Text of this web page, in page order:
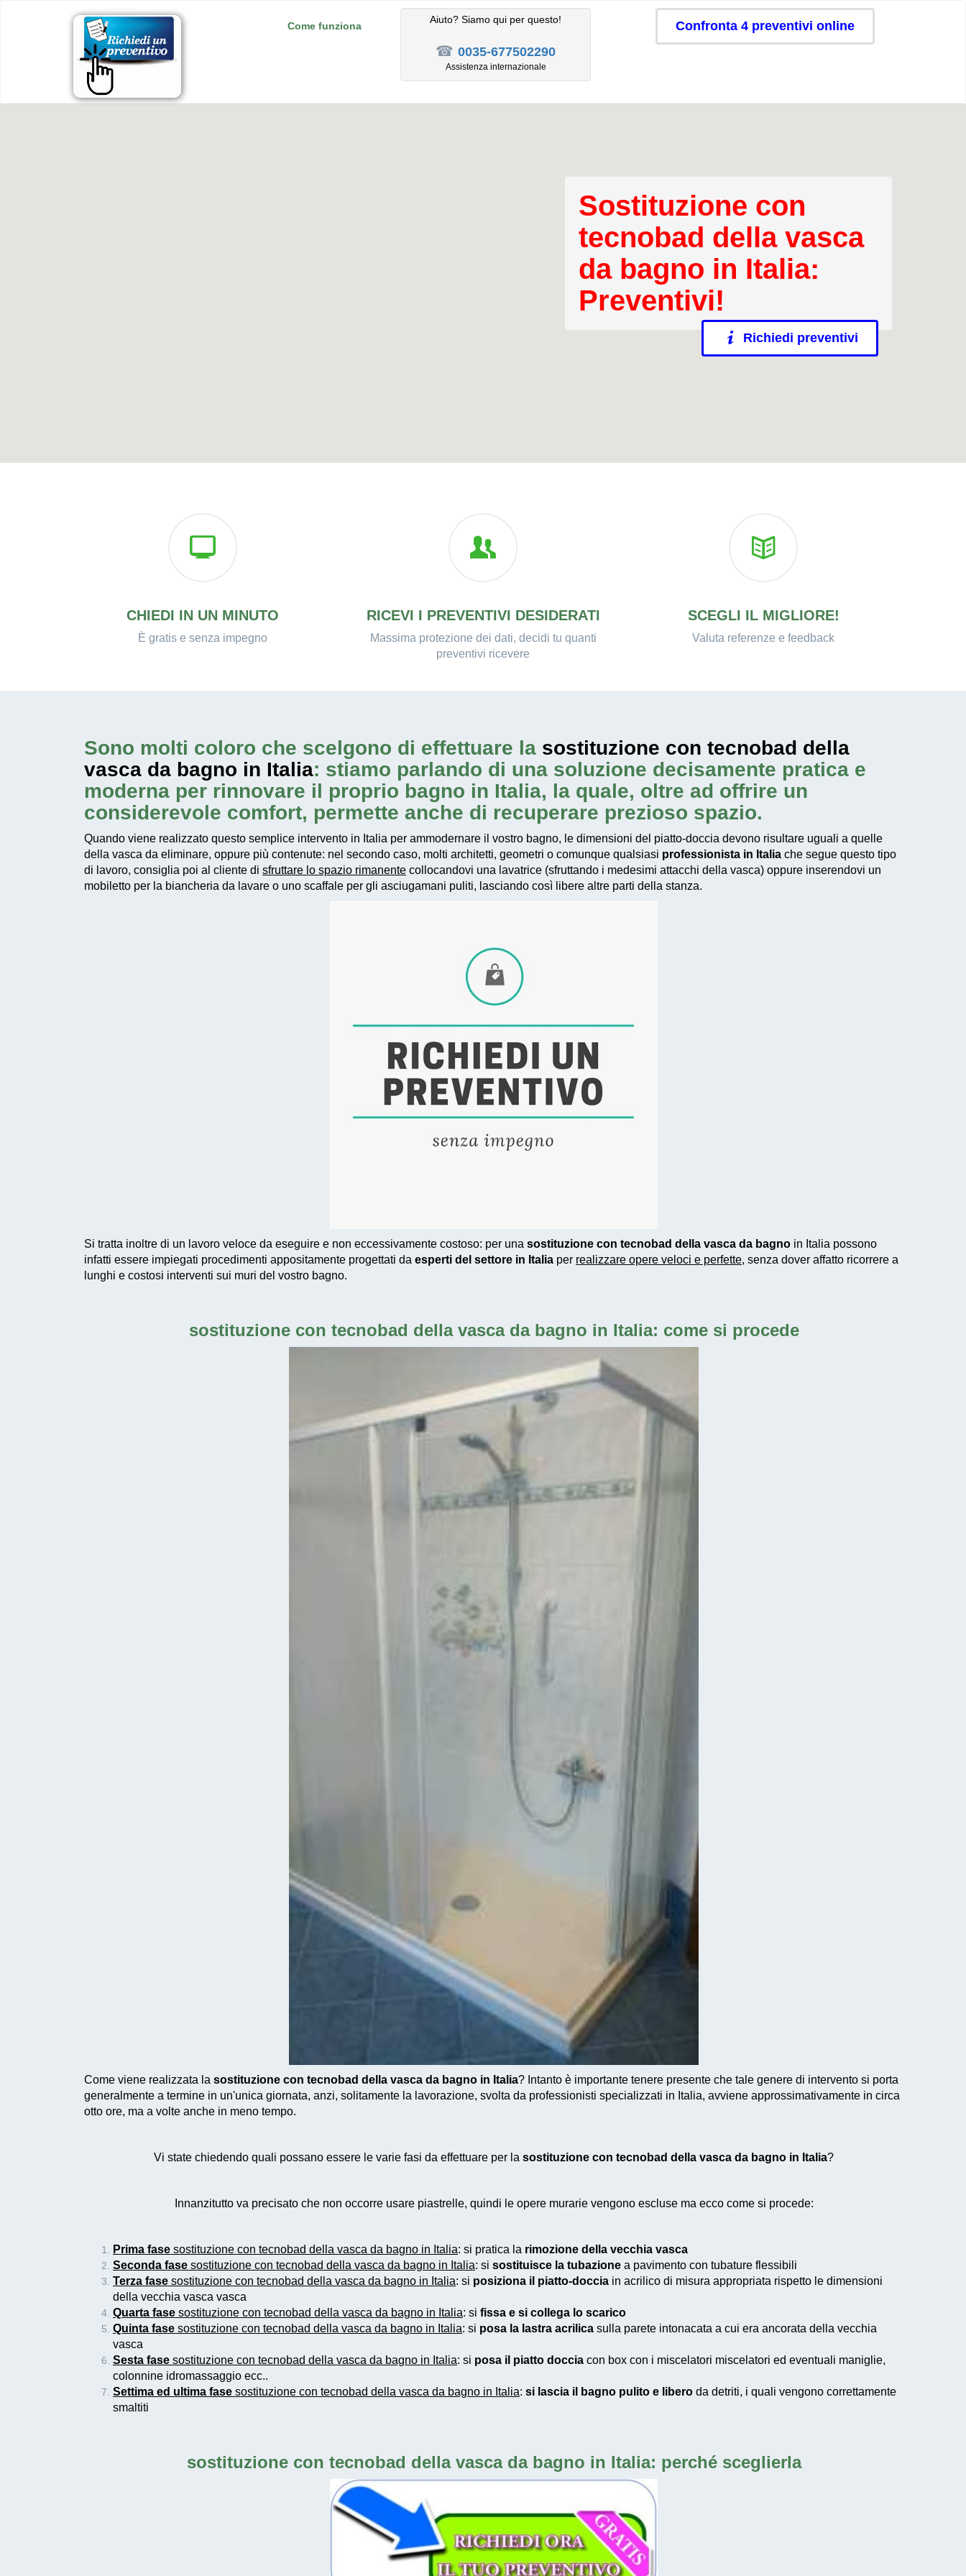
Come funziona
Aiuto? Siamo qui per questo!
☎ 0035-677502290
Assistenza internazionale
Confronta 4 preventivi online
Sostituzione con
tecnobad della vasca
da bagno in Italia:
Preventivi!
Richiedi preventivi
CHIEDI IN UN MINUTO
È gratis e senza impegno
RICEVI I PREVENTIVI DESIDERATI
Massima protezione dei dati, decidi tu quanti
preventivi ricevere
SCEGLI IL MIGLIORE!
Valuta referenze e feedback
Sono molti coloro che scelgono di effettuare la sostituzione con tecnobad della
vasca da bagno in Italia: stiamo parlando di una soluzione decisamente pratica e
moderna per rinnovare il proprio bagno in Italia, la quale, oltre ad offrire un
considerevole comfort, permette anche di recuperare prezioso spazio.
Quando viene realizzato questo semplice intervento in Italia per ammodernare il vostro bagno, le dimensioni del piatto-doccia devono risultare uguali a quelle
della vasca da eliminare, oppure più contenute: nel secondo caso, molti architetti, geometri o comunque qualsiasi professionista in Italia che segue questo tipo
di lavoro, consiglia poi al cliente di sfruttare lo spazio rimanente collocandovi una lavatrice (sfruttando i medesimi attacchi della vasca) oppure inserendovi un
mobiletto per la biancheria da lavare o uno scaffale per gli asciugamani puliti, lasciando così libere altre parti della stanza.
Si tratta inoltre di un lavoro veloce da eseguire e non eccessivamente costoso: per una sostituzione con tecnobad della vasca da bagno in Italia possono
infatti essere impiegati procedimenti appositamente progettati da esperti del settore in Italia per realizzare opere veloci e perfette, senza dover affatto ricorrere a
lunghi e costosi interventi sui muri del vostro bagno.
sostituzione con tecnobad della vasca da bagno in Italia: come si procede
Come viene realizzata la sostituzione con tecnobad della vasca da bagno in Italia? Intanto è importante tenere presente che tale genere di intervento si porta
generalmente a termine in un'unica giornata, anzi, solitamente la lavorazione, svolta da professionisti specializzati in Italia, avviene approssimativamente in circa
otto ore, ma a volte anche in meno tempo.
Vi state chiedendo quali possano essere le varie fasi da effettuare per la sostituzione con tecnobad della vasca da bagno in Italia?
Innanzitutto va precisato che non occorre usare piastrelle, quindi le opere murarie vengono escluse ma ecco come si procede:
Prima fase sostituzione con tecnobad della vasca da bagno in Italia: si pratica la rimozione della vecchia vasca
Seconda fase sostituzione con tecnobad della vasca da bagno in Italia: si sostituisce la tubazione a pavimento con tubature flessibili
Terza fase sostituzione con tecnobad della vasca da bagno in Italia: si posiziona il piatto-doccia in acrilico di misura appropriata rispetto le dimensioni
della vecchia vasca vasca
Quarta fase sostituzione con tecnobad della vasca da bagno in Italia: si fissa e si collega lo scarico
Quinta fase sostituzione con tecnobad della vasca da bagno in Italia: si posa la lastra acrilica sulla parete intonacata a cui era ancorata della vecchia
vasca
Sesta fase sostituzione con tecnobad della vasca da bagno in Italia: si posa il piatto doccia con box con i miscelatori miscelatori ed eventuali maniglie,
colonnine idromassaggio ecc..
Settima ed ultima fase sostituzione con tecnobad della vasca da bagno in Italia: si lascia il bagno pulito e libero da detriti, i quali vengono correttamente
smaltiti
sostituzione con tecnobad della vasca da bagno in Italia: perché sceglierla